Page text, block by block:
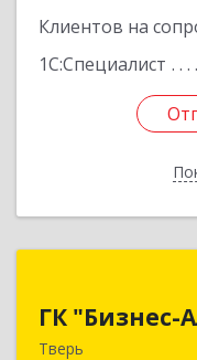
Клиентов на
1С:Специалист
ГК
Тверь
170006,